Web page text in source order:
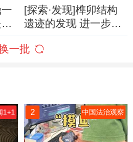
[探索·发现]榫卯结构
遗迹的发现 进一步证
被中原王朝进行过改
一批
1+1 2 中国法治观察